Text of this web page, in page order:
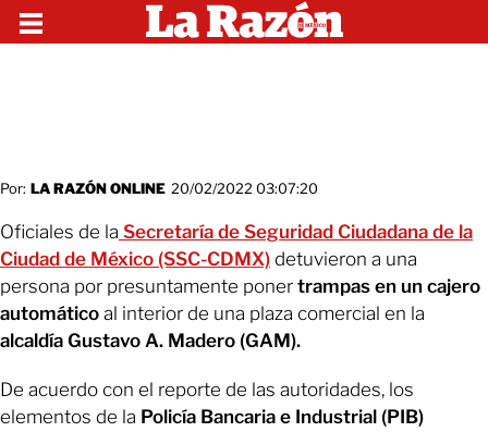
Por: LA RAZÓN ONLINE 20/02/2022 03:07:20
Oficiales de la Secretaría de Seguridad Ciudadana de la
Ciudad de México (SSC-CDMX) detuvieron a una
persona por presuntamente poner trampas en un cajero
automático al interior de una plaza comercial en la
alcaldía Gustavo A. Madero (GAM).
De acuerdo con el reporte de las autoridades, los
elementos de la Policía Bancaria e Industrial (PIB)